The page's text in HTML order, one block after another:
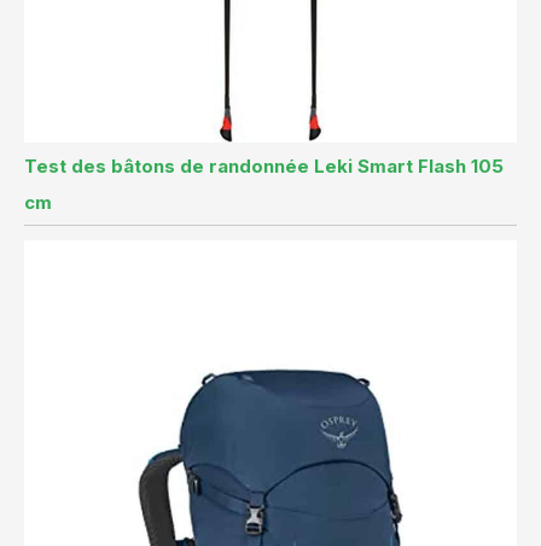
Test des bâtons de randonnée Leki Smart Flash 105
cm